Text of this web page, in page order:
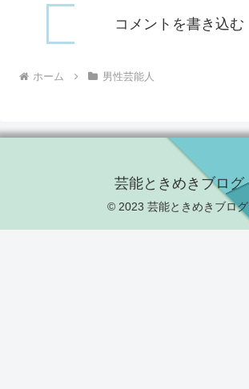
コメントを書き込む
ホーム 男性芸能人
芸能ときめきブログ
© 2023 芸能ときめきブログ.